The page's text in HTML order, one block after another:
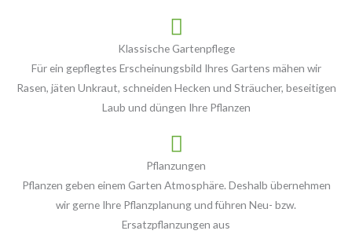
Klassische Gartenpflege
Für ein gepflegtes Erscheinungsbild Ihres Gartens mähen wir
Rasen, jäten Unkraut, schneiden Hecken und Sträucher, beseitigen
Laub und düngen Ihre Pflanzen
Pflanzungen
Pflanzen geben einem Garten Atmosphäre. Deshalb übernehmen
wir gerne Ihre Pflanzplanung und führen Neu- bzw.
Ersatzpflanzungen aus